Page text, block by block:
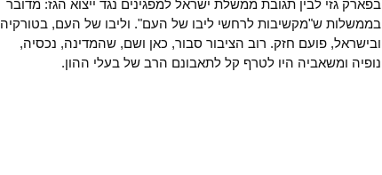
בפארק גזי לבין תגובת ממשלת ישראל למפגינים נגד ייצוא הגז: מדובר
בממשלות ש"מקשיבות לרחשי ליבו של העם". וליבו של העם, בטורקיה
ובישראל, פועם חזק. רוב הציבור סבור, כאן ושם, שהמדינה, נכסיה,
נופיה ומשאביה היו לטרף קל לתאבונם הרב של בעלי ההון.